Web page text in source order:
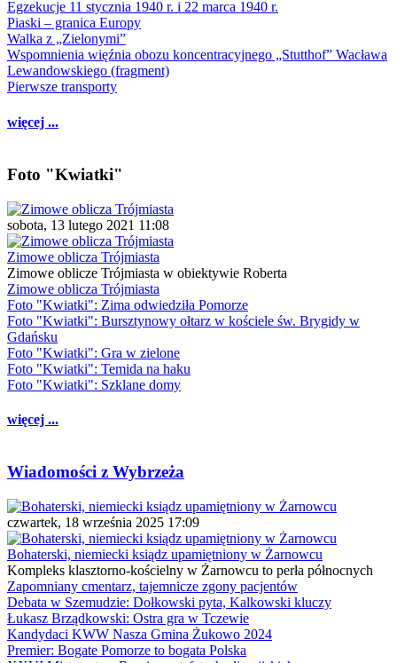
Egzekucje 11 stycznia 1940 r. i 22 marca 1940 r.
Piaski – granica Europy
Walka z „Zielonymi”
Wspomnienia więźnia obozu koncentracyjnego „Stutthof” Wacława
Lewandowskiego (fragment)
Pierwsze transporty
więcej ...
Foto "Kwiatki"
sobota, 13 lutego 2021 11:08
Zimowe oblicza Trójmiasta
Zimowe oblicze Trójmiasta w obiektywie Roberta
Zimowe oblicza Trójmiasta
Foto "Kwiatki": Zima odwiedziła Pomorze
Foto "Kwiatki": Bursztynowy ołtarz w kościele św. Brygidy w
Gdańsku
Foto "Kwiatki": Gra w zielone
Foto "Kwiatki": Temida na haku
Foto "Kwiatki": Szklane domy
więcej ...
Wiadomości z Wybrzeża
czwartek, 18 września 2025 17:09
Bohaterski, niemiecki ksiądz upamiętniony w Żarnowcu
Kompleks klasztorno-kościelny w Żarnowcu to perła północnych
Zapomniany cmentarz, tajemnicze zgony pacjentów
Debata w Szemudzie: Dołkowski pyta, Kalkowski kluczy
Łukasz Brządkowski: Ostra gra w Tczewie
Kandydaci KWW Nasza Gmina Żukowo 2024
Premier: Bogate Pomorze to bogata Polska